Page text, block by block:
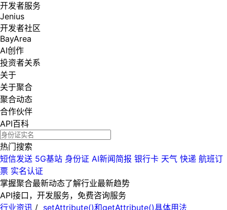
开发者服务
Jenius
开发者社区
BayArea
AI创作
投资者关系
关于
关于聚合
聚合动态
合作伙伴
API百科
热门搜索
短信发送 5G基站 身份证 AI新闻简报 银行卡 天气 快递 航班订
票 实名认证
掌握聚合最新动态了解行业最新趋势
API接口，开发服务，免费咨询服务
行业资讯 / setAttribute()和getAttribute()具体用法